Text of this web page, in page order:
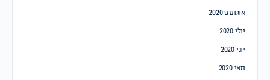
אוגוסט 2020
יולי 2020
יוני 2020
מאי 2020